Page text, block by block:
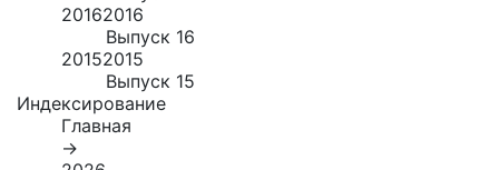
20162016
Выпуск 16
20152015
Выпуск 15
Индексирование
Главная
→